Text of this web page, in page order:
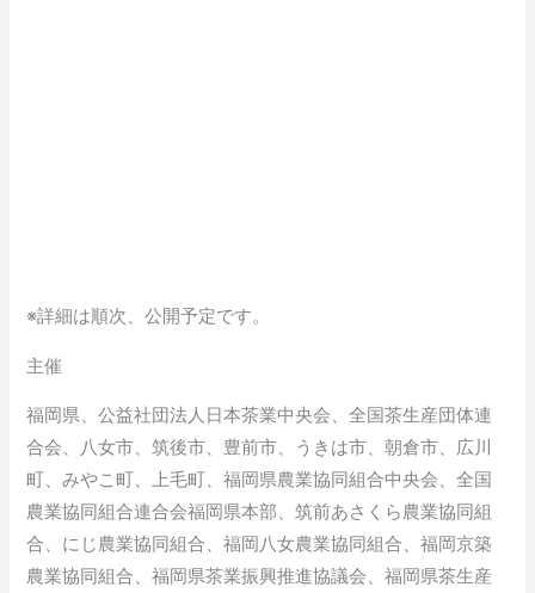
※詳細は順次、公開予定です。
主催
福岡県、公益社団法人日本茶業中央会、全国茶生産団体連
合会、八女市、筑後市、豊前市、うきは市、朝倉市、広川
町、みやこ町、上毛町、福岡県農業協同組合中央会、全国
農業協同組合連合会福岡県本部、筑前あさくら農業協同組
合、にじ農業協同組合、福岡八女農業協同組合、福岡京築
農業協同組合、福岡県茶業振興推進協議会、福岡県茶生産